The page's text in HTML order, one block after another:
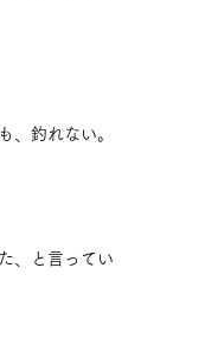
、釣れない。
、と言ってい